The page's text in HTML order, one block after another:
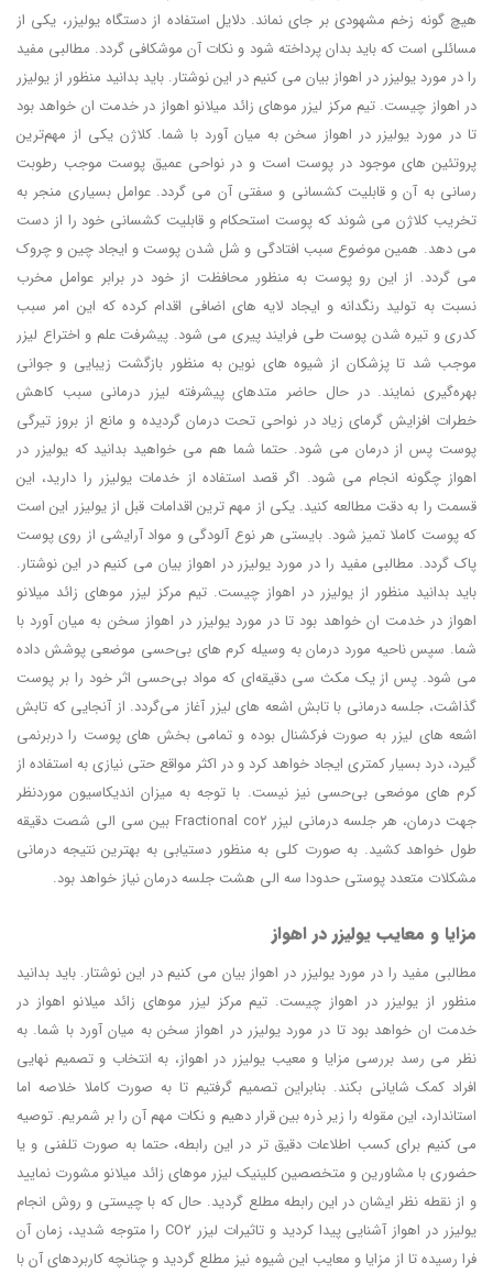
هیچ‌ گونه زخم مشهودی بر جای نماند. دلایل استفاده از دستگاه یولیزر، یکی از
مسائلی است که باید بدان پرداخته شود و نکات آن موشکافی گردد. مطالبی مفید
را در مورد یولیزر در اهواز بیان می کنیم در این نوشتار. باید بدانید منظور از یولیزر
در اهواز چیست. تیم مرکز لیزر موهای زائد میلانو اهواز در خدمت ان خواهد بود
تا در مورد یولیزر در اهواز سخن به میان آورد با شما. کلاژن یکی از مهم‌ترین
پروتئین ‌های موجود در پوست است و در نواحی عمیق پوست موجب رطوبت
رسانی به آن و قابلیت کشسانی و سفتی آن می ‌گردد. عوامل بسیاری منجر به
تخریب کلاژن می شوند که پوست استحکام و قابلیت کشسانی خود را از دست
می‌ دهد. همین موضوع سبب افتادگی و شل شدن پوست و ایجاد چین و چروک
می‌ گردد. از این رو پوست به منظور محافظت از خود در برابر عوامل مخرب
نسبت به تولید رنگدانه و ایجاد لایه‌ های اضافی اقدام کرده که این امر سبب
کدری و تیره شدن پوست طی فرایند پیری می شود. پیشرفت علم و اختراع لیزر
موجب شد تا پزشکان از شیوه‌ های نوین به منظور بازگشت زیبایی و جوانی
بهره‌گیری نمایند. در حال حاضر متدهای پیشرفته لیزر درمانی سبب کاهش
خطرات افزایش گرمای زیاد در نواحی تحت درمان گردیده و مانع از بروز تیرگی
پوست پس از درمان می شود. حتما شما هم می خواهید بدانید که یولیزر در
اهواز چگونه انجام می شود. اگر قصد استفاده از خدمات یولیزر را دارید، این
قسمت را به دقت مطالعه کنید. یکی از مهم‌ ترین اقدامات قبل از یولیزر این است
که پوست کاملا تمیز شود. بایستی هر نوع آلودگی و مواد آرایشی از روی پوست
پاک گردد. مطالبی مفید را در مورد یولیزر در اهواز بیان می کنیم در این نوشتار.
باید بدانید منظور از یولیزر در اهواز چیست. تیم مرکز لیزر موهای زائد میلانو
اهواز در خدمت ان خواهد بود تا در مورد یولیزر در اهواز سخن به میان آورد با
شما. سپس ناحیه مورد درمان به وسیله کرم‌ های بی‌حسی موضعی پوشش داده
می شود. پس از یک مکث سی دقیقه‌ای که مواد بی‌حسی اثر خود را بر پوست
گذاشت، جلسه درمانی با تابش اشعه‌ های لیزر آغاز می‌گردد. از آنجایی که تابش
اشعه‌ های لیزر به صورت فرکشنال بوده و تمامی بخش‌ های پوست را دربرنمی‌
گیرد، درد بسیار کمتری ایجاد خواهد کرد و در اکثر مواقع حتی نیازی به استفاده از
کرم‌ های موضعی بی‌حسی نیز نیست. با توجه به میزان اندیکاسیون موردنظر
جهت درمان، هر جلسه درمانی لیزر Fractional co۲ بین سی الی شصت دقیقه
طول خواهد کشید. به صورت کلی به منظور دستیابی به بهترین نتیجه درمانی
مشکلات متعدد پوستی حدودا سه الی هشت جلسه درمان نیاز خواهد بود.
مزایا و معایب یولیزر در اهواز
مطالبی مفید را در مورد یولیزر در اهواز بیان می کنیم در این نوشتار. باید بدانید
منظور از یولیزر در اهواز چیست. تیم مرکز لیزر موهای زائد میلانو اهواز در
خدمت ان خواهد بود تا در مورد یولیزر در اهواز سخن به میان آورد با شما. به
نظر می رسد بررسی مزایا و معیب یولیزر در اهواز، به انتخاب و تصمیم نهایی
افراد کمک شایانی بکند. بنابراین تصمیم گرفتیم تا به صورت کاملا خلاصه اما
استاندارد، این مقوله را زیر ذره بین قرار دهیم و نکات مهم آن را بر شمریم. توصیه
می کنیم برای کسب اطلاعات دقیق تر در این رابطه، حتما به صورت تلفنی و یا
حضوری با مشاورین و متخصصین کلینیک لیزر موهای زائد میلانو مشورت نمایید
و از نقطه نظر ایشان در این رابطه مطلع گردید. حال که با چیستی و روش انجام
یولیزر در اهواز آشنایی پیدا کردید و تاثیرات لیزر CO۲ را متوجه شدید، زمان آن
فرا رسیده تا از مزایا و معایب این شیوه نیز مطلع گردید و چنانچه کاربردهای آن با